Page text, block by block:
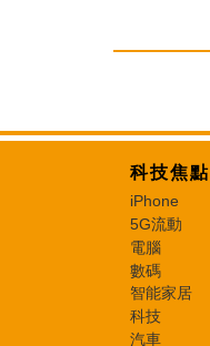
科技焦點
iPhone
5G流動
電腦
數碼
智能家居
科技
汽車